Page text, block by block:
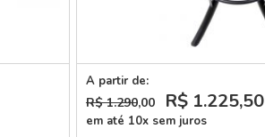
A partir de:
R$ 1.290,00 R$ 1.225,50
em até 10x sem juros